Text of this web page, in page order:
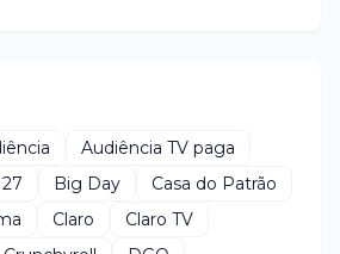
Audiência TV paga
Big Day
Casa do Patrão
Claro
Claro TV